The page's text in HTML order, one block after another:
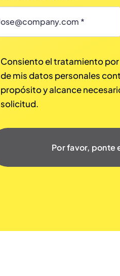
Consiento el tratamiento
de mis datos personales
propósito y alcance
solicitud.
Por favor, ponte